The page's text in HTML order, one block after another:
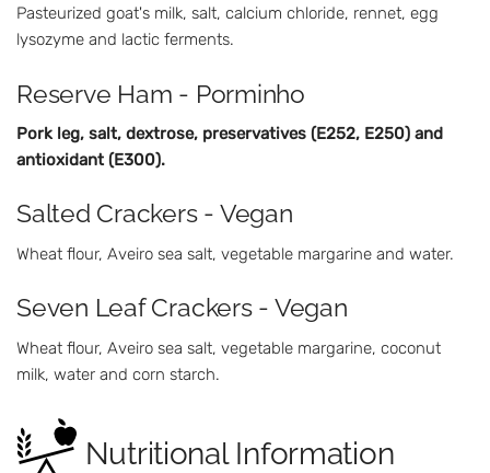
Pasteurized goat's milk, salt, calcium chloride, rennet, egg
lysozyme and lactic ferments.
Reserve Ham - Porminho
Pork leg, salt, dextrose, preservatives (E252, E250) and
antioxidant (E300).
Salted Crackers - Vegan
Wheat flour, Aveiro sea salt, vegetable margarine and water.
Seven Leaf Crackers - Vegan
Wheat flour, Aveiro sea salt, vegetable margarine, coconut
milk, water and corn starch.
Nutritional Information